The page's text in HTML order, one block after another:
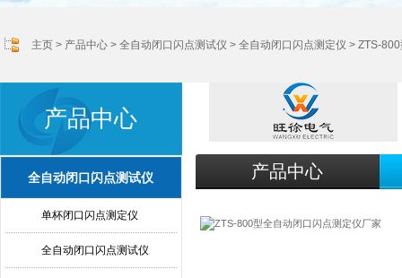
主页 > 产品中心 > 全自动闭口闪点测试仪 > 全自动闭口闪点测定仪 > ZTS-
产品中心
全自动闭口闪点测试仪
单杯闭口闪点测定仪
全自动闭口闪点测试仪
产品中心